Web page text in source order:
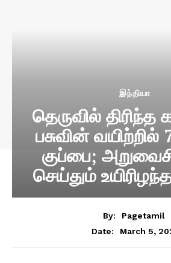
இந்தியா
தெருவில் திரிந்த
பசுவின்
குப்பை;
செய்தும்
By:
Pagetamil
Date:
March 5,